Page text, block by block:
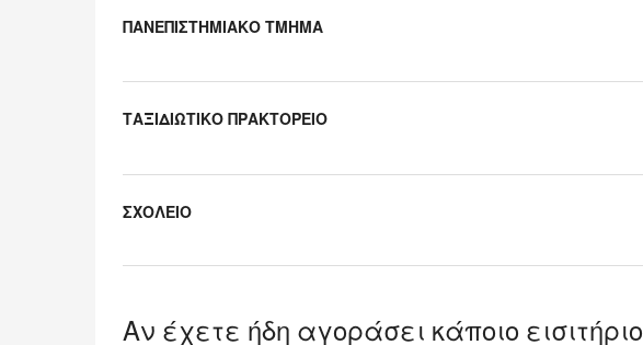
ΠΑΝΕΠΙΣΤΗΜΙΑΚΟ ΤΜΗΜΑ
ΤΑΞΙΔΙΩΤΙΚΟ ΠΡΑΚΤΟΡΕΙΟ
ΣΧΟΛΕΙΟ
Αν έχετε ήδη αγοράσει κάποιο εισιτήριο